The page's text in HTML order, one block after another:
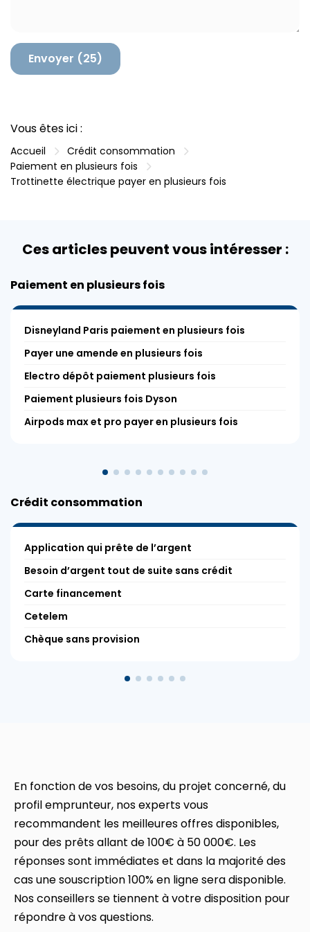
a
i
Vous êtes ici :
Accueil
Crédit consommation
Paiement en plusieurs fois
Trottinette électrique payer en plusieurs fois
Ces articles peuvent vous intéresser :
Paiement en plusieurs fois
Disneyland Paris paiement en plusieurs fois
Payer une amende en plusieurs fois
Electro dépôt paiement plusieurs fois
Paiement plusieurs fois Dyson
Airpods max et pro payer en plusieurs fois
Crédit consommation
Application qui prête de l’argent
Besoin d’argent tout de suite sans crédit
Carte financement
Cetelem
Chèque sans provision
En fonction de vos besoins, du projet concerné, du
profil emprunteur, nos experts vous
recommandent les meilleures offres disponibles,
pour des prêts allant de 100€ à 50 000€. Les
réponses sont immédiates et dans la majorité des
cas une souscription 100% en ligne sera disponible.
Nos conseillers se tiennent à votre disposition pour
répondre à vos questions.